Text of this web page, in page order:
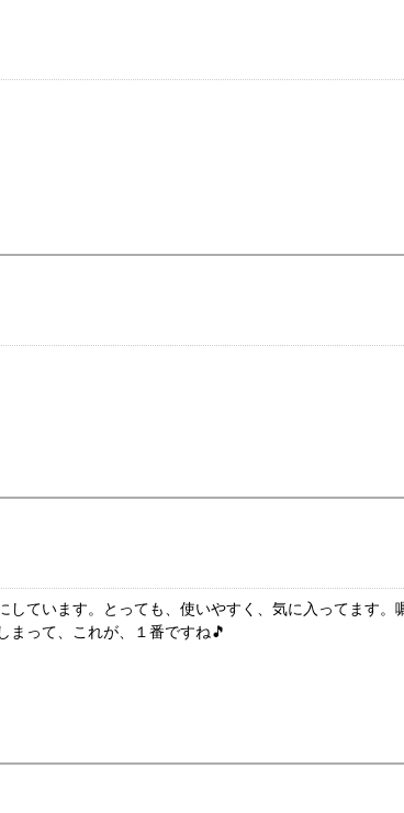
ています。とっても、使いやすく、気に入ってます。
まって、これが、１番ですね🎵